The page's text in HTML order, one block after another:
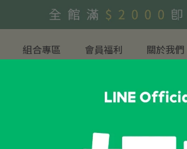
組合專區 會員福利 關於我們